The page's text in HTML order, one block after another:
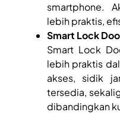
smartphone.
lebih praktis,
Smart Lock
Smart Lock
lebih praktis
akses, sidik
tersedia,
dibandingkan